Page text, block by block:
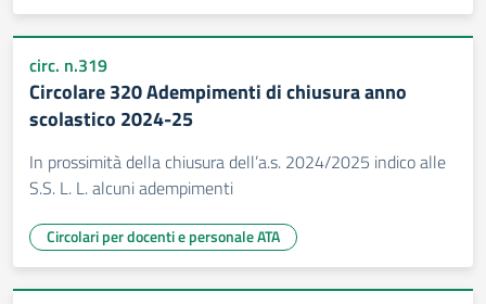
circ. n.319
Circolare 320 Adempimenti di chiusura anno
scolastico 2024-25
In prossimità della chiusura dell’a.s. 2024/2025 indico alle
S.S. L. L. alcuni adempimenti
Circolari per docenti e personale ATA